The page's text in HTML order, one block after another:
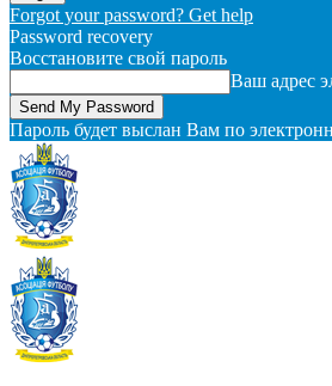
Forgot your password? Get help
Password recovery
Восстановите свой пароль
Ваш адрес
Пароль будет выслан Вам по